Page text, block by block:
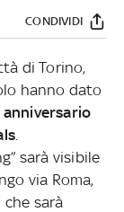
CONDIVIDI
di Torino,
hanno dato
sarà visibile
via Roma,
sarà